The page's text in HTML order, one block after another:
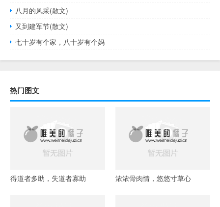
八月的风采(散文)
又到建军节(散文)
七十岁有个家，八十岁有个妈
热门图文
得道者多助，失道者寡助 浓浓骨肉情，悠悠寸草心